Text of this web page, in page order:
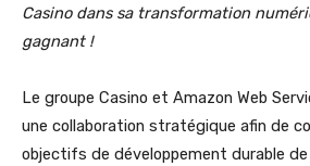
Casino dans sa transformation
gagnant !
Le groupe Casino et Amazon Web
une collaboration stratégique afin de
objectifs de développement durable